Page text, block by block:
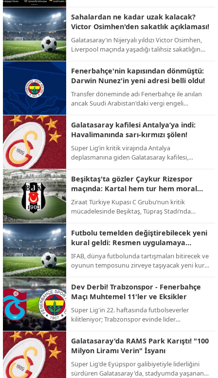
Ada’da fırtınalar estiren Jun-ho Bae.
Sahalardan ne kadar uzak kalacak?
Victor Osimhen'den sakatlık açıklaması!
Galatasaray’ın Nijeryalı yıldızı Victor Osimhen,
Liverpool maçında yaşadığı talihsiz sakatlığın
tarihi bizzat duyurdu.
Fenerbahçe'nin kapısından dönmüştü:
Darwin Nunez'in yeni adresi belli oldu!
Transfer döneminde adı Fenerbahçe ile anılan
ancak Suudi Arabistan'daki vergi engeli
takas operasyonuyla Premier Lig'e geri dönüyor.
Galatasaray kafilesi Antalya’ya indi:
Havalimanında sarı-kırmızı şölen!
Süper Lig’in kritik virajında Antalya
deplasmanına giden Galatasaray kafilesi,
karşılandı; sarı-kırmızılı taraftarlar şampiyonluk
yolunda takıma tam destek verdi.
Beşiktaş'ta gözler Çaykur Rizespor
maçında: Kartal hem tur hem moral
peşinde!
Ziraat Türkiye Kupası C Grubu’nun kritik
mücadelesinde Beşiktaş, Tüpraş Stadı’nda
dönümüne özel kampanya maça damga
vuracak.
Futbolu temelden değiştirebilecek yeni
kural geldi: Resmen uygulamaya
geçiyor!
IFAB, dünya futbolunda tartışmaları bitirecek ve
oyunun temposunu zirveye taşıyacak yeni kural
yeni dönem başlıyor.
Dev Derbi! Trabzonspor - Fenerbahçe
Maçı Muhtemel 11'ler ve Eksikler
Süper Lig'in 22. haftasında futbolseverler
kilitleniyor; Trabzonspor evinde lider
yeniden şekillendirmek istiyor.
Galatasaray'da RAMS Park Karıştı! "100
Milyon Liramı Verin" İsyanı
Süper Lig'de Eyüpspor galibiyetiyle liderliğini
sürdüren Galatasaray'da, stadyumda yaşanan